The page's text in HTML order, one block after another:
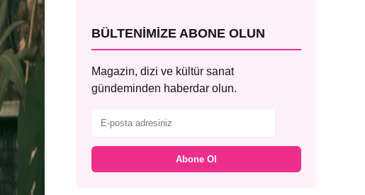
BÜLTENIMIZE ABONE OLUN
Magazin, dizi ve kültür sanat
gündeminden haberdar olun.
Abone Ol